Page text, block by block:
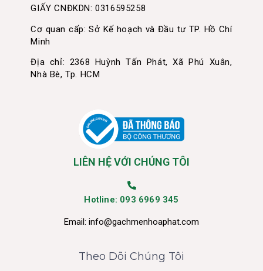
GIẤY CNĐKDN: 0316595258
Cơ quan cấp: Sở Kế hoạch và Đầu tư TP. Hồ Chí
Minh
Địa chỉ: 2368 Huỳnh Tấn Phát, Xã Phú Xuân,
Nhà Bè, Tp. HCM
LIÊN HỆ VỚI CHÚNG TÔI
Hotline: 093 6969 345
Email: info@gachmenhoaphat.com
Theo Dõi Chúng Tôi